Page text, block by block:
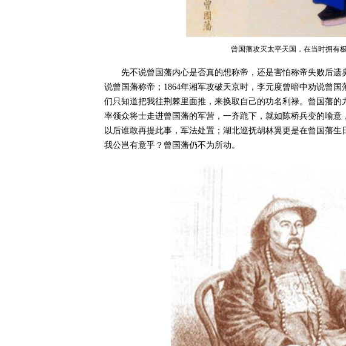
曾国藩攻灭太平天国，在当时拥有极
先不说曾国藩内心是否真的想称帝，还是害怕称帝失败后
说曾国藩称帝；1864年湘军攻破天京时，李元度曾暗中劝说曾
们只知道把我往荆棘里面推，来换取自己的功名利禄。曾国藩
率领众将士走进曾国藩的军营，一齐跪下，就如陈桥兵变的喻意
以后谁敢再提此事，军法处置；湖北巡抚胡林翼更是在曾国藩生
我公岂有意乎？曾国藩仍不为所动。